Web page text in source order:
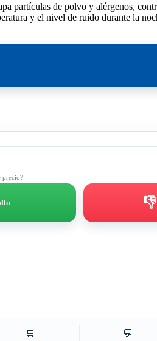
partículas de polvo y alérgenos,
y el nivel de ruido durante la
precio?
👎
🛒 💬